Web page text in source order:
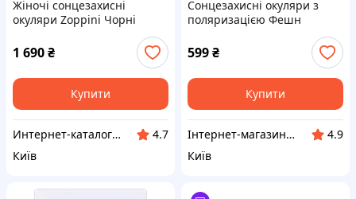
Жіночі сонцезахисні
окуляри Zoppini Чорні
1 690₴
Купити
Интернет-каталог скидок "Профит плюс"
4.7
Київ
Сонцезахисні окуляри з
поляризацією Фешн
LuckyLOOK, 853XK0M052
599₴
Купити
Інтернет-магазин NeonLemon
4.9
Київ